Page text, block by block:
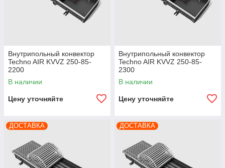
Внутрипольный конвектор
Techno AIR KVVZ 250-85-
2200
В наличии
Цену уточняйте
Внутрипольный конвектор
Techno AIR KVVZ 250-85-
2300
В наличии
Цену уточняйте
ДОСТАВКА ДОСТАВКА